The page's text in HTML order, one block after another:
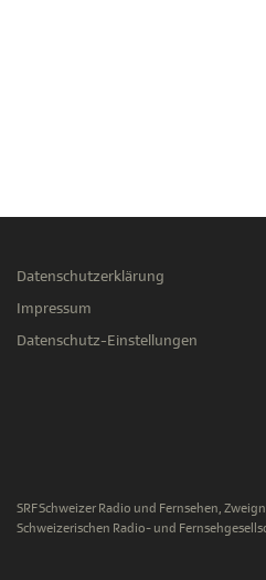
Datenschutzerklärung
Impressum
Datenschutz-Einstellungen
SRF Schweizer Radio und Fernsehen,
Schweizerischen Radio- und